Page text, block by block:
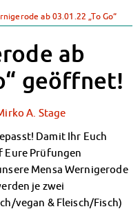
ab 03.01.22 „To Go“
ab
geöffnet!
A. Stage
Damit Ihr Euch
Eure Prüfungen
Mensa Wernigerode
je zwei
vegan & Fleisch/Fisch)